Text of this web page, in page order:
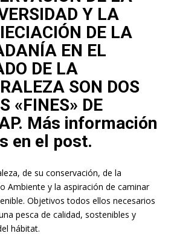
Y LA
DE LA
EN EL
DE LA
SON DOS
«FINES» DE
Más información
en el post.
de su conservación, de la
Ambiente y la aspiración de caminar
Objetivos todos ellos necesarios
pesca de calidad, sostenibles y
hábitat.